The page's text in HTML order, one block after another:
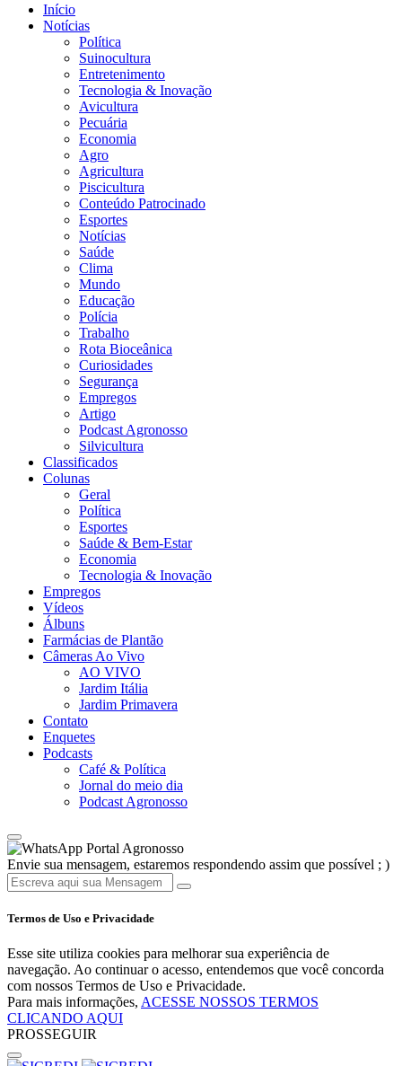
Início
Notícias
Política
Suinocultura
Entretenimento
Tecnologia & Inovação
Avicultura
Pecuária
Economia
Agro
Agricultura
Piscicultura
Conteúdo Patrocinado
Esportes
Notícias
Saúde
Clima
Mundo
Educação
Polícia
Trabalho
Rota Bioceânica
Curiosidades
Segurança
Empregos
Artigo
Podcast Agronosso
Silvicultura
Classificados
Colunas
Geral
Política
Esportes
Saúde & Bem-Estar
Economia
Tecnologia & Inovação
Empregos
Vídeos
Álbuns
Farmácias de Plantão
Câmeras Ao Vivo
AO VIVO
Jardim Itália
Jardim Primavera
Contato
Enquetes
Podcasts
Café & Política
Jornal do meio dia
Podcast Agronosso
Portal Agronosso
Envie sua mensagem, estaremos respondendo assim que possível ; )
Termos de Uso e Privacidade
Esse site utiliza cookies para melhorar sua experiência de
navegação. Ao continuar o acesso, entendemos que você concorda
com nossos Termos de Uso e Privacidade.
Para mais informações, ACESSE NOSSOS TERMOS
CLICANDO AQUI
PROSSEGUIR